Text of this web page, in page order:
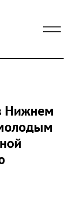
Нижнем